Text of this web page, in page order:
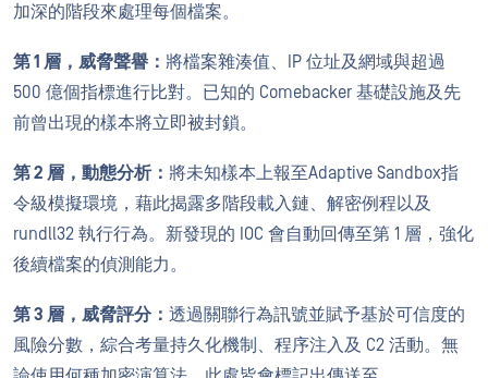
加深的階段來處理每個檔案。
第 1 層，威脅聲譽： 將檔案雜湊值、IP 位址及網域與超過
500 億個指標進行比對。已知的 Comebacker 基礎設施及先
前曾出現的樣本將立即被封鎖。
第 2 層，動態分析： 將未知樣本上報至Adaptive Sandbox指
令級模擬環境，藉此揭露多階段載入鏈、解密例程以及
rundll32 執行行為。新發現的 IOC 會自動回傳至第 1 層，強化
後續檔案的偵測能力。
第 3 層，威脅評分： 透過關聯行為訊號並賦予基於可信度的
風險分數，綜合考量持久化機制、程序注入及 C2 活動。無